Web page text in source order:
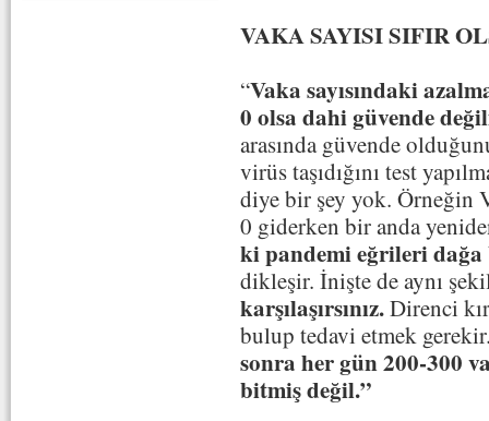
VAKA SAYISI SIFIR
“Vaka sayısındaki
0 olsa dahi güvende
arasında güvende
virüs taşıdığını test
diye bir şey yok. Örneğin
0 giderken bir anda
ki pandemi eğrileri dağa
dikleşir. İnişte de aynı
karşılaşırsınız.Direnci
bulup tedavi etmek
sonra her gün 200-300
bitmiş değil.”